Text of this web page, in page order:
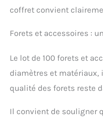
coffret convient
Forets et accessoires :
Le lot de 100 forets et
diamètres et matériaux,
qualité des forets reste
Il convient de souligner